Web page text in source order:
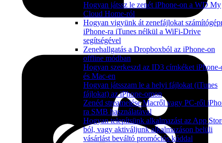
Hogyan játssz le zenét iPhone-on a WD My
Cloud Home-ról
Hogyan vigyünk át zenefájlokat
iPhone-ra iTunes nélkül a WiFi-Drive
segítségével
Zenehallgatás a Dropboxból az iPhone-on
offline módban
Hogyan szerkeszd az ID3 címkéket iPhone-
és Mac-en
Hogyan játsszam le a helyi fájlokat (iTunes
fájlokat) az iPhone-omon
Zenéd streamelése Macről vagy PC-ről
ra SMB használatával
Hogyan telepítsünk alkalmazást az App
ból, vagy aktiváljunk alkalmazáson belüli
vásárlást beváltó promóciós kóddal